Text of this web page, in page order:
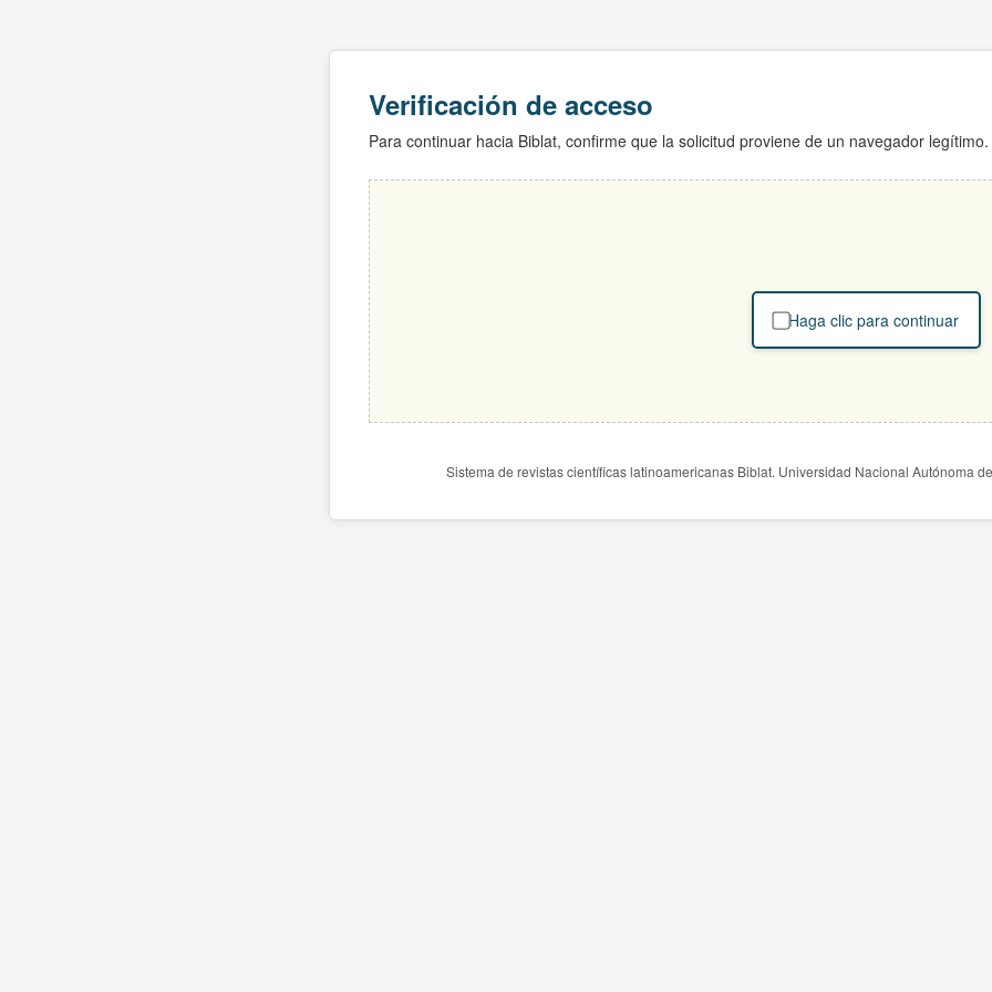
Verificación de acceso
Para continuar hacia Biblat, confirme que la solicitud proviene de un navegador legítimo.
Haga clic para continuar
Sistema de revistas científicas latinoamericanas Biblat. Universidad Nacional Autónoma